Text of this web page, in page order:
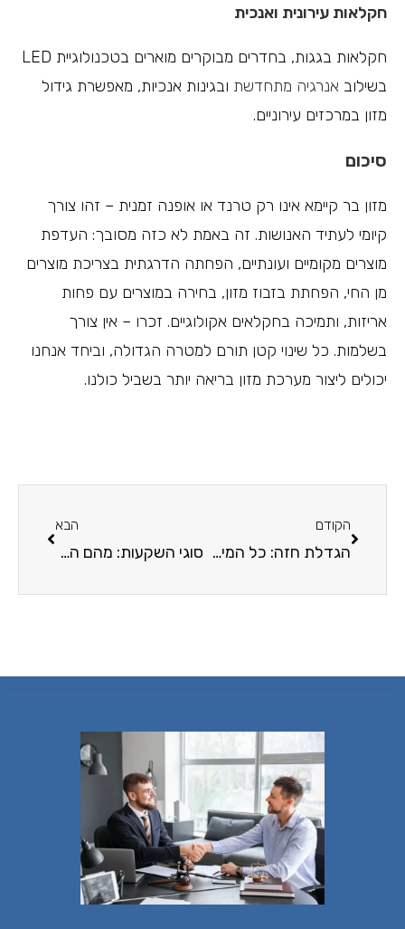
חקלאות עירונית ואנכית
חקלאות בגגות, בחדרים מבוקרים מוארים בטכנולוגיית LED
בשילוב אנרגיה מתחדשת ובגינות אנכיות, מאפשרת גידול
מזון במרכזים עירוניים.
סיכום
מזון בר קיימא אינו רק טרנד או אופנה זמנית – זהו צורך
קיומי לעתיד האנושות. זה באמת לא כזה מסובך: העדפת
מוצרים מקומיים ועונתיים, הפחתה הדרגתית בצריכת מוצרים
מן החי, הפחתת בזבוז מזון, בחירה במוצרים עם פחות
אריזות, ותמיכה בחקלאים אקולוגיים. זכרו – אין צורך
בשלמות. כל שינוי קטן תורם למטרה הגדולה, וביחד אנחנו
יכולים ליצור מערכת מזון בריאה יותר בשביל כולנו.
הקודם
הגדלת חזה: כל המידע על הניתוח האסתטי הזה
הבא
סוגי השקעות: מהם האפיקים העיקריים למשקיעים בישראל